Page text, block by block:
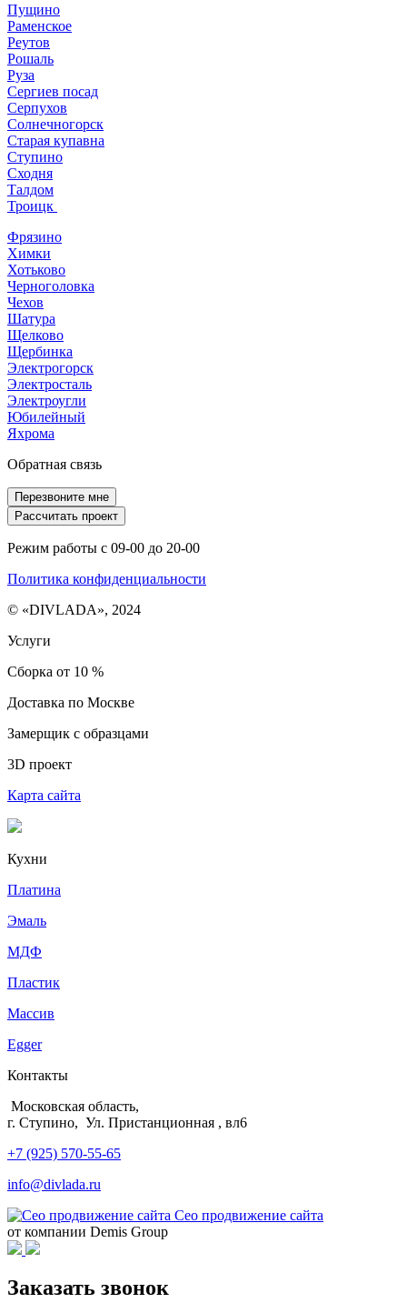
Пущино
Раменское
Реутов
Рошаль
Руза
Сергиев посад
Серпухов
Солнечногорск
Старая купавна
Ступино
Сходня
Талдом
Троицк
Фрязино
Химки
Хотьково
Черноголовка
Чехов
Шатура
Щелково
Щербинка
Электрогорск
Электросталь
Электроугли
Юбилейный
Яхрома
Обратная связь
Перезвоните мне
Рассчитать проект
Режим работы с 09-00 до 20-00
Политика конфиденциальности
© «DIVLADA», 2024
Услуги
Сборка от 10 %
Доставка по Москве
Замерщик с образцами
3D проект
Карта сайта
Кухни
Платина
Эмаль
МДФ
Пластик
Массив
Egger
Контакты
Московская область,
г. Ступино, Ул. Пристанционная , вл6
+7 (925) 570-55-65
info@divlada.ru
Сео продвижение сайта
от компании Demis Group
Заказать звонок